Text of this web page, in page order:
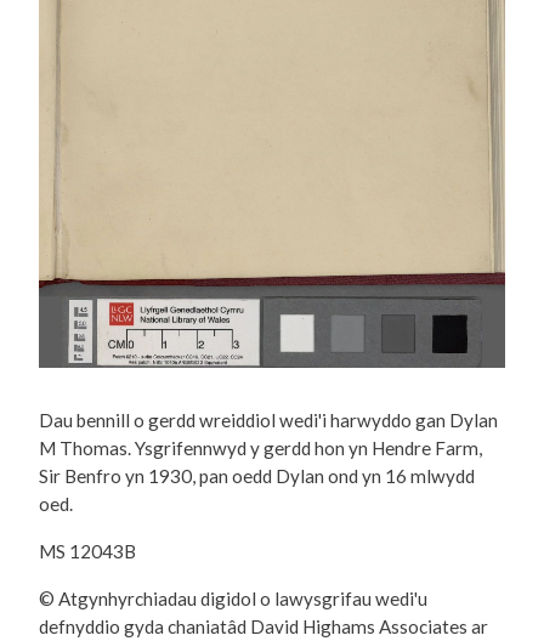
Dau bennill o gerdd wreiddiol wedi'i harwyddo gan Dylan
M Thomas. Ysgrifennwyd y gerdd hon yn Hendre Farm,
Sir Benfro yn 1930, pan oedd Dylan ond yn 16 mlwydd
oed.
MS 12043B
© Atgynhyrchiadau digidol o lawysgrifau wedi'u
defnyddio gyda chaniatâd David Highams Associates ar